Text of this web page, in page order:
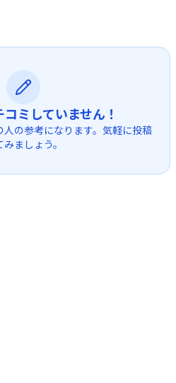
ミしていません！
の参考になります。気軽に投稿
みましょう。